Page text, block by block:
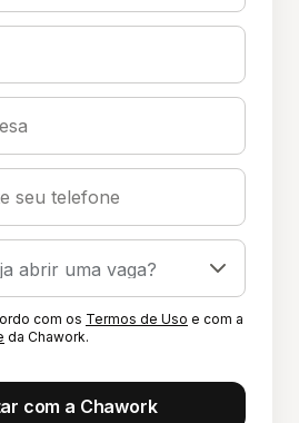
seu telefone
com os Termos de Uso e com a
da Chawork.
com a Chawork